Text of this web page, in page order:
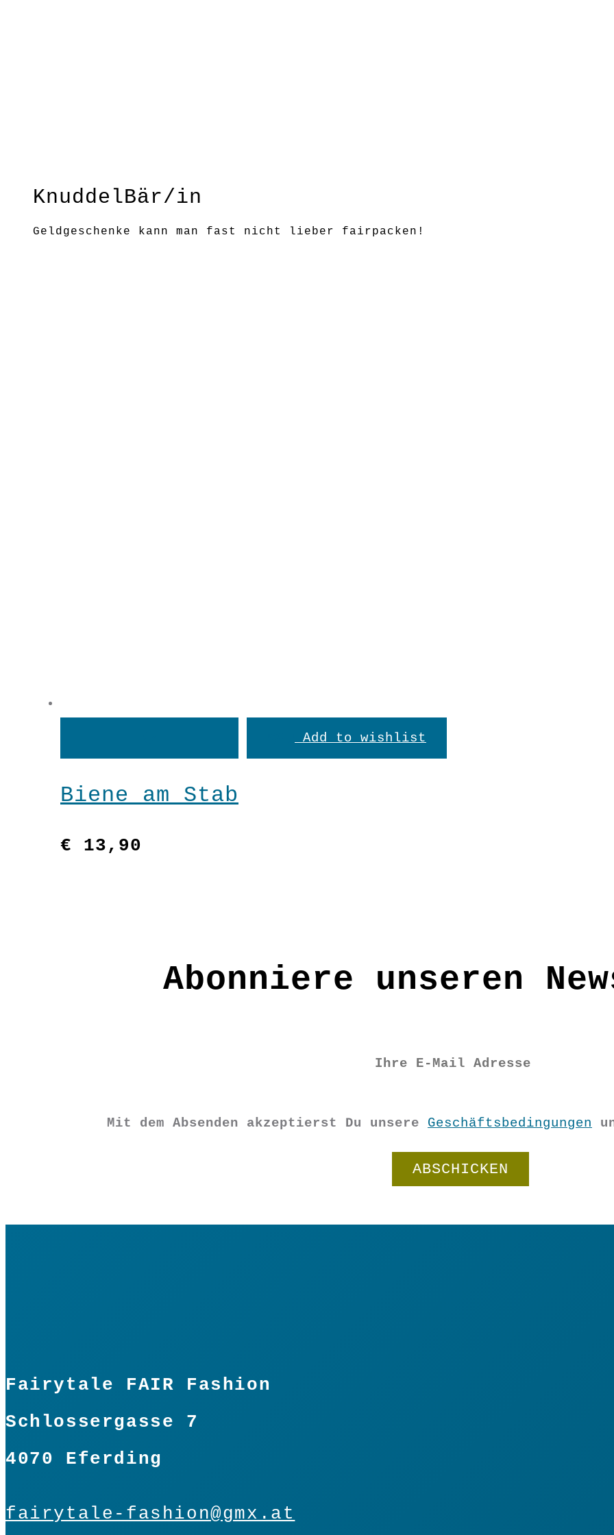
KnuddelBär/in
Geldgeschenke kann man fast nicht lieber fairpacken!
Add to wishlist
Biene am Stab
€ 13,90
Abonniere unseren
Mit dem Absenden akzeptierst Du unsere Geschäftsbedingungen
Fairytale FAIR Fashion
Schlossergasse 7
4070 Eferding
fairytale-fashion@gmx.at